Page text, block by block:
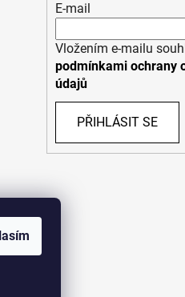
E-mail
Vložením e-mailu
podmínkami ochrany
údajů
PŘIHLÁSIT SE